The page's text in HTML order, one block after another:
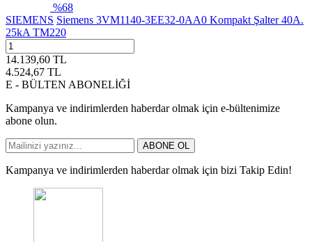
%68
SIEMENS Siemens 3VM1140-3EE32-0AA0 Kompakt Şalter 40A.
25kA TM220
14.139,60 TL
4.524,67 TL
E - BÜLTEN ABONELİĞİ
Kampanya ve indirimlerden haberdar olmak için e-bültenimize
abone olun.
ABONE OL
Kampanya ve indirimlerden haberdar olmak için bizi Takip Edin!